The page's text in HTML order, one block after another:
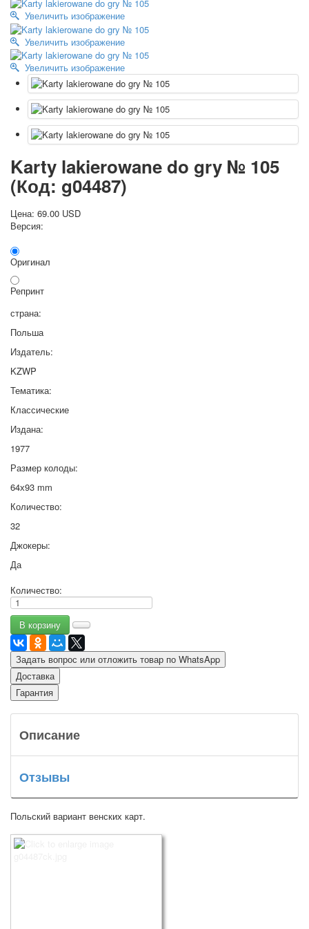
Октябрьская революция
С рождеством
Пасха
9 мая - день победы
Разные пожелания
1 сентября школа
Приглашение
Новости
Новости карточных колод
О сайте
Ссылки
доставка
Избранное
Увеличить изображение
Увеличить изображение
Увеличить изображение
Karty lakierowane do gry № 105
(Код: g04487)
Цена: 69.00 USD
Версия:
Оригинал
Репринт
страна:
Польша
Издатель:
KZWP
Тематика:
Классические
Издана:
1977
Размер колоды:
64х93 mm
Количество:
32
Джокеры:
Да
Количество:
Задать вопрос или отложить товар по WhatsApp
Доставка
Гарантия
Описание
Отзывы
Польский вариант венских карт.